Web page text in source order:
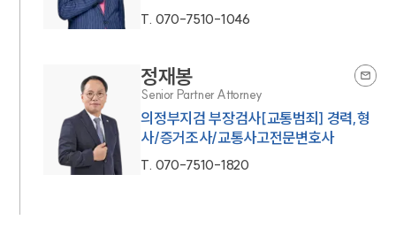
T. 070-7510-1046
정재봉
Senior Partner Attorney
의정부지검 부장검사[교통범죄] 경력,형
사/증거조사/교통사고전문변호사
T. 070-7510-1820